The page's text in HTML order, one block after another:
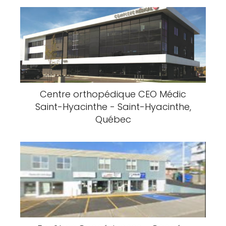
Centre orthopédique CEO Médic
Saint-Hyacinthe - Saint-Hyacinthe,
Québec